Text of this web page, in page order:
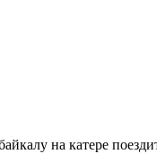
на катере